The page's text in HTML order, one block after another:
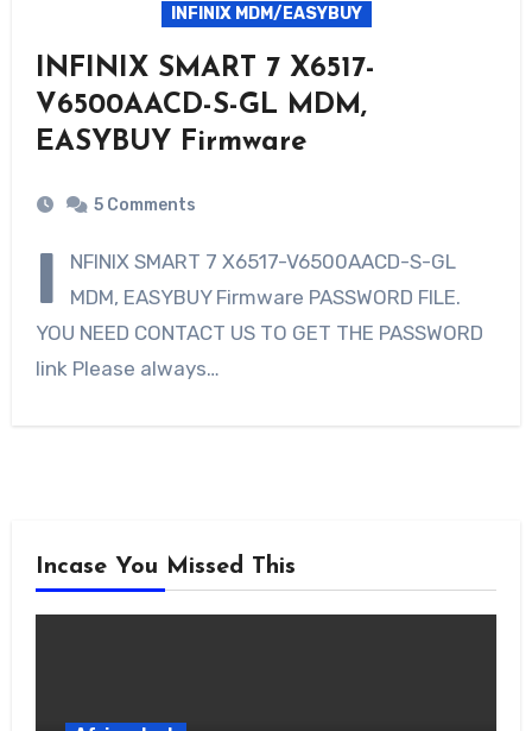
INFINIX MDM/EASYBUY
INFINIX SMART 7 X6517-
V6500AACD-S-GL MDM,
EASYBUY Firmware
5 Comments
I
NFINIX SMART 7 X6517-V6500AACD-S-GL
MDM, EASYBUY Firmware PASSWORD FILE.
YOU NEED CONTACT US TO GET THE PASSWORD
link Please always…
Incase You Missed This